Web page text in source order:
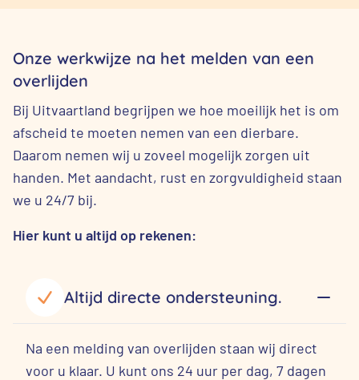
Onze werkwijze na het melden van een
overlijden
Bij Uitvaartland begrijpen we hoe moeilijk het is om
afscheid te moeten nemen van een dierbare.
Daarom nemen wij u zoveel mogelijk zorgen uit
handen. Met aandacht, rust en zorgvuldigheid staan
we u 24/7 bij.
Hier kunt u altijd op rekenen:
Altijd directe ondersteuning.
Na een melding van overlijden staan wij direct
voor u klaar. U kunt ons 24 uur per dag, 7 dagen